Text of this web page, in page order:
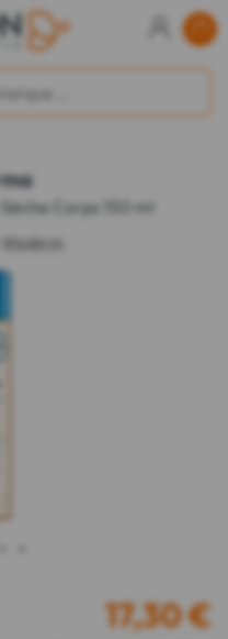
Corps 150 ml
Atoderm
17,30€